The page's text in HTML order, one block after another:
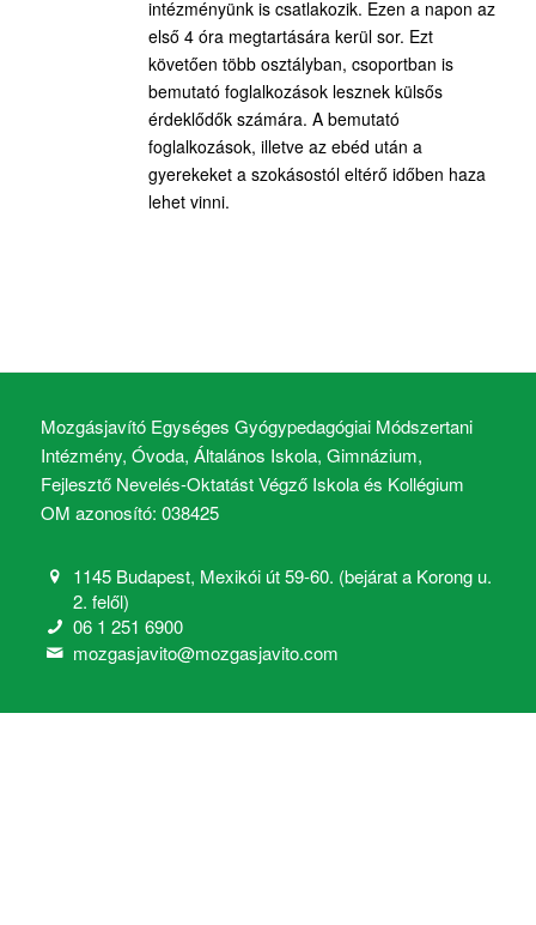
intézményünk is csatlakozik. Ezen a napon az
első 4 óra megtartására kerül sor. Ezt
követően több osztályban, csoportban is
bemutató foglalkozások lesznek külsős
érdeklődők számára. A bemutató
foglalkozások, illetve az ebéd után a
gyerekeket a szokásostól eltérő időben haza
lehet vinni.
Mozgásjavító Egységes Gyógypedagógiai Módszertani
Intézmény, Óvoda, Általános Iskola, Gimnázium,
Fejlesztő Nevelés-Oktatást Végző Iskola és Kollégium
OM azonosító: 038425
1145 Budapest, Mexikói út 59-60. (bejárat a Korong u.
2. felől)
06 1 251 6900
mozgasjavito@mozgasjavito.com